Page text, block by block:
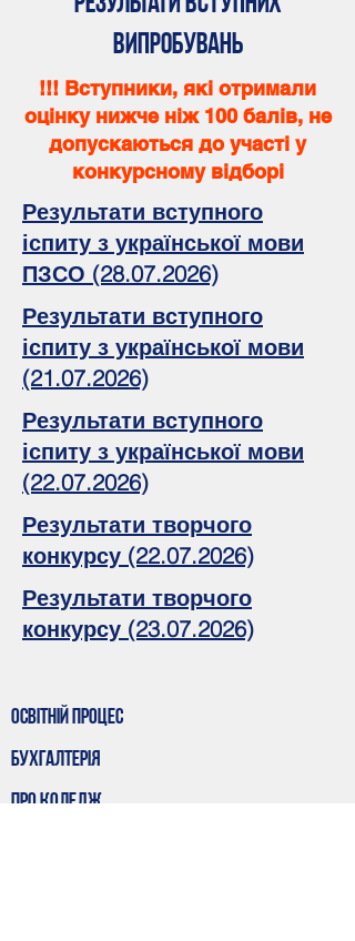
випробувань
!!! Вступники, які отримали
оцінку нижче ніж 100 балів, не
допускаються до участі у
конкурсному відборі
Результати вступного
іспиту з української мови
ПЗСО (28.07.2026)
Результати вступного
іспиту з української мови
(21.07.2026)
Результати вступного
іспиту з української мови
(22.07.2026)
Результати творчого
конкурсу (22.07.2026)
Результати творчого
конкурсу (23.07.2026)
Освітній процес
Бухгалтерія
Про коледж